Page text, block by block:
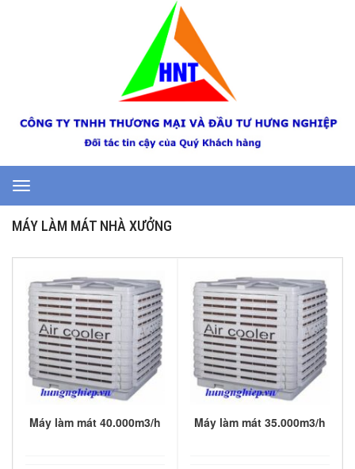
Toggle
navigation
MÁY LÀM MÁT NHÀ XƯỞNG
Máy làm mát 40.000m3/h Máy làm mát 35.000m3/h